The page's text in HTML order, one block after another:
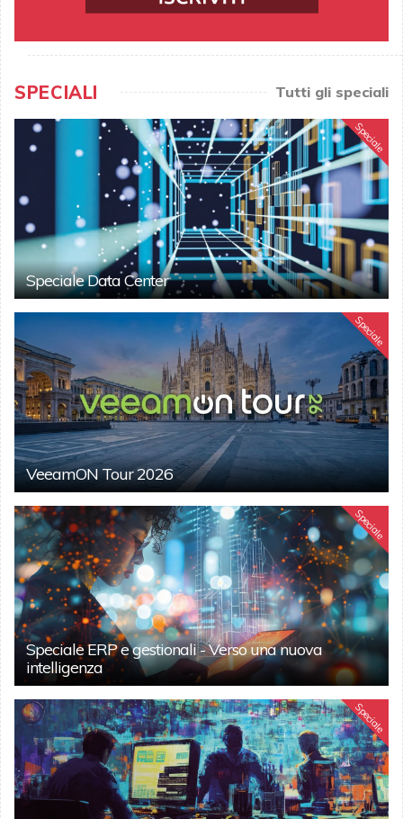
SPECIALI Tutti gli speciali
Speciale
Speciale Data Center
Speciale
VeeamON Tour 2026
Speciale
Speciale ERP e gestionali - Verso una nuova
intelligenza
Speciale